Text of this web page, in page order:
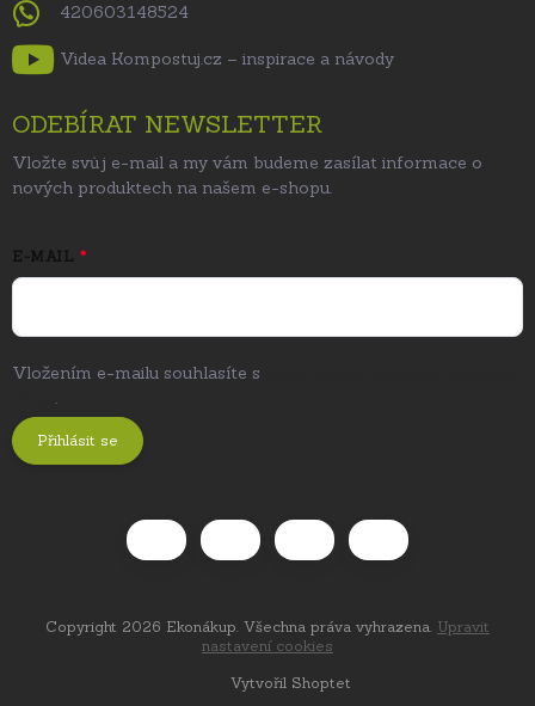
420603148524
Videa Kompostuj.cz – inspirace a návody
ODEBÍRAT NEWSLETTER
Vložte svůj e-mail a my vám budeme zasílat informace o
nových produktech na našem e-shopu.
E-MAIL
Vložením e-mailu souhlasíte s
.
Přihlásit se
Vytvořil Shoptet
Copyright 2026 Ekonákup. Všechna práva vyhrazena. Upravit
nastavení cookies